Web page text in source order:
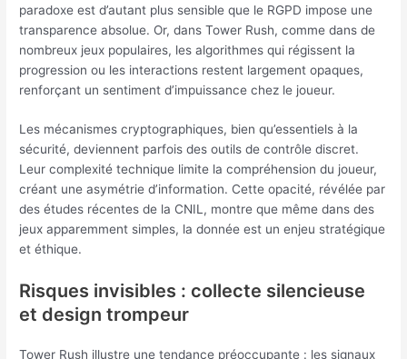
paradoxe est d’autant plus sensible que le RGPD impose une
transparence absolue. Or, dans Tower Rush, comme dans de
nombreux jeux populaires, les algorithmes qui régissent la
progression ou les interactions restent largement opaques,
renforçant un sentiment d’impuissance chez le joueur.
Les mécanismes cryptographiques, bien qu’essentiels à la
sécurité, deviennent parfois des outils de contrôle discret.
Leur complexité technique limite la compréhension du joueur,
créant une asymétrie d’information. Cette opacité, révélée par
des études récentes de la CNIL, montre que même dans des
jeux apparemment simples, la donnée est un enjeu stratégique
et éthique.
Risques invisibles : collecte silencieuse
et design trompeur
Tower Rush illustre une tendance préoccupante : les signaux